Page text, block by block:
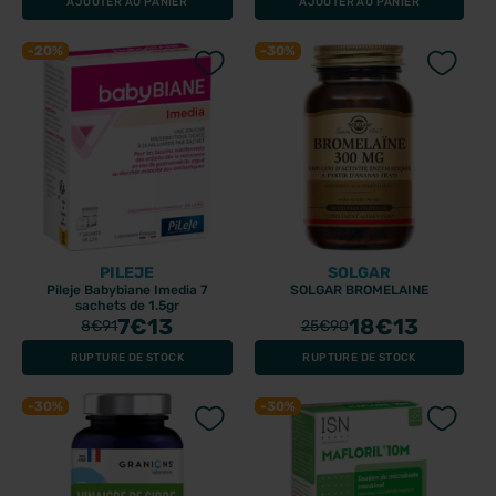
-20%
PILEJE
Pileje Babybiane Imedia 7
sachets de 1.5gr
8€917€13
RUPTURE DE STOCK
-30%
SOLGAR
SOLGAR BROMELAINE
25€9018€13
RUPTURE DE STOCK
-30% -30%